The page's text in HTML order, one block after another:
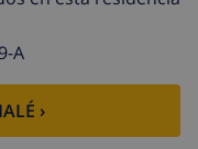
utensilios
A
›